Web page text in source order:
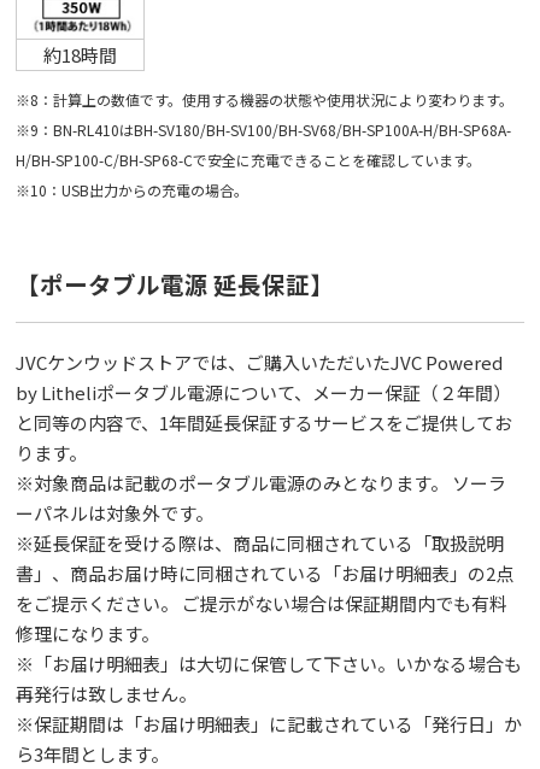
約18時間
※8：計算上の数値です。使用する機器の状態や使用状況により変わります。
※9：BN-RL410はBH-SV180/BH-SV100/BH-SV68/BH-SP100A-H/BH-SP68A-
H/BH-SP100-C/BH-SP68-Cで安全に充電できることを確認しています。
※10：USB出力からの充電の場合。
【ポータブル電源 延⻑保証】
JVCケンウッドストアでは、ご購入いただいたJVC Powered
by Litheliポータブル電源について、メーカー保証（２年間）
と同等の内容で、1年間延⻑保証するサービスをご提供してお
ります。
※対象商品は記載のポータブル電源のみとなります。 ソーラ
ーパネルは対象外です。
※延⻑保証を受ける際は、商品に同梱されている「取扱説明
書」、商品お届け時に同梱されている「お届け明細表」の2点
をご提示ください。 ご提示がない場合は保証期間内でも有料
修理になります。
※「お届け明細表」は⼤切に保管して下さい。いかなる場合も
再発⾏は致しません。
※保証期間は「お届け明細表」に記載されている「発⾏⽇」か
ら3年間とします。